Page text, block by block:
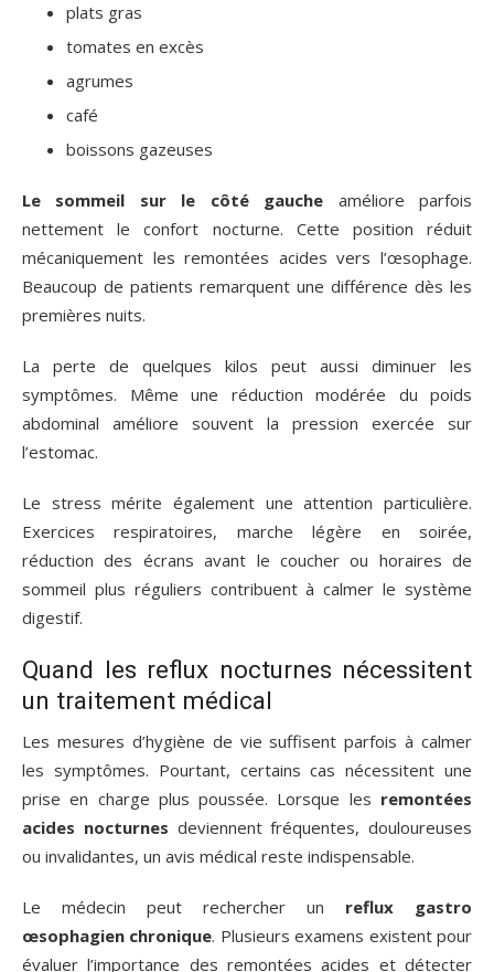
plats gras
tomates en excès
agrumes
café
boissons gazeuses
Le sommeil sur le côté gauche améliore parfois
nettement le confort nocturne. Cette position réduit
mécaniquement les remontées acides vers l’œsophage.
Beaucoup de patients remarquent une différence dès les
premières nuits.
La perte de quelques kilos peut aussi diminuer les
symptômes. Même une réduction modérée du poids
abdominal améliore souvent la pression exercée sur
l’estomac.
Le stress mérite également une attention particulière.
Exercices respiratoires, marche légère en soirée,
réduction des écrans avant le coucher ou horaires de
sommeil plus réguliers contribuent à calmer le système
digestif.
Quand les reflux nocturnes nécessitent
un traitement médical
Les mesures d’hygiène de vie suffisent parfois à calmer
les symptômes. Pourtant, certains cas nécessitent une
prise en charge plus poussée. Lorsque les remontées
acides nocturnes deviennent fréquentes, douloureuses
ou invalidantes, un avis médical reste indispensable.
Le médecin peut rechercher un reflux gastro
œsophagien chronique. Plusieurs examens existent pour
évaluer l’importance des remontées acides et détecter